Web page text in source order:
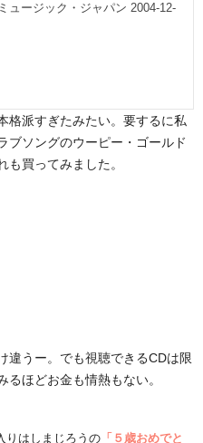
ュージック・ジャパン 2004-12-
格派すぎたみたい。要するに私
ブソングのウーピー・ゴールド
買ってみました。
違うー。でも視聴できるCDは限
ほどお金も情熱もない。
りはしまじろうの 「５歳おめでと